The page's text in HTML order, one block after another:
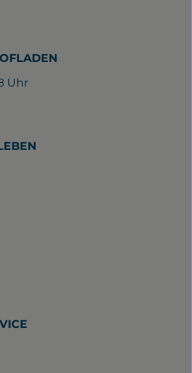
Uhr
www.facebook.com/
zu https://
Link zu https://